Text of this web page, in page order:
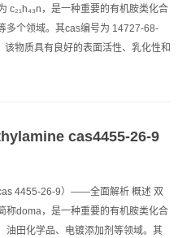
，是一种重要的有机胺类化合
多个领域。其cas编号为 14727-68-
物质具有良好的表面活性、乳化性和
cas4455-26-9
4455-26-9）——全面解析 概述 双
称doma，是一种重要的有机胺类化合
油田化学品、电镀添加剂等领域。其